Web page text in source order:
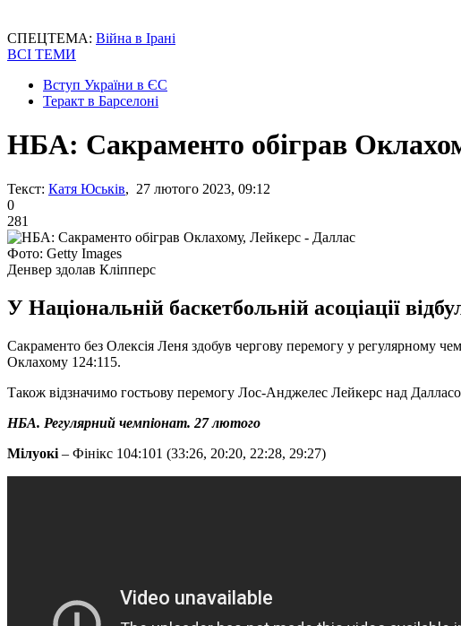
СПЕЦТЕМА: Війна в Ірані
ВСІ ТЕМИ
Вступ України в ЄС
Теракт в Барселоні
НБА: Сакраменто обіграв
Текст: Катя Юськів, 27 лютого 2023, 09:12
0
281
Фото: Getty Images
Денвер здолав Кліпперс
У Національній баскетбольній асоціації
Сакраменто без Олексія Леня здобув чергову перемогу у регулярному
Оклахому 124:115.
Також відзначимо гостьову перемогу Лос-Анджелес Лейкерс над
НБА. Регулярний чемпіонат. 27 лютого
Мілуокі – Фінікс 104:101 (33:26, 20:20, 22:28, 29:27)